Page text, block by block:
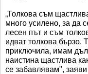
„Толкова съм
много усилено, за да
лесен път и съм
идват толкова бързо.
приключила, имам
наистина щастлива
се забавлявам",